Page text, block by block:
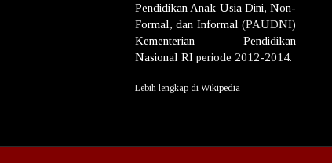
Pendidikan Anak Usia Dini, Non-
Formal, dan Informal (PAUDNI)
Kementerian Pendidikan
Nasional RI periode 2012-2014.
Lebih lengkap di Wikipedia